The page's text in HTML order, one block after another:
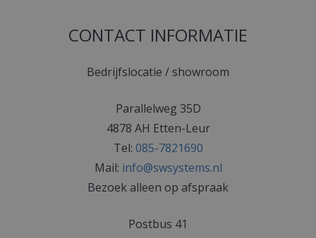
CONTACT INFORMATIE
Bedrijfslocatie / showroom
Parallelweg 35D
4878 AH Etten-Leur
Tel: 085-7821690
Mail: info@swsystems.nl
Bezoek alleen op afspraak
Postbus 41